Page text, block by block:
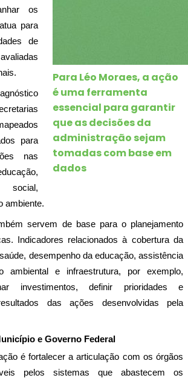
Para Léo Moraes, a ação
é uma ferramenta
essencial para garantir
que as decisões da
administração sejam
tomadas com base em
dados
os
para
de
para
nas
ambiente.
servem de base para o planejamento
Indicadores relacionados à cobertura da
desempenho da educação, assistência
ambiental e infraestrutura, por exemplo,
investimentos, definir prioridades e
das ações desenvolvidas pela
e Governo Federal
é fortalecer a articulação com os órgãos
pelos sistemas que abastecem os